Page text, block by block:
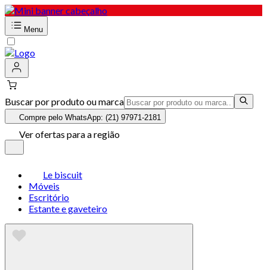
Menu
Buscar por produto ou marca
Compre pelo WhatsApp: (21) 97971-2181
Ver ofertas para a região
Le biscuit
Móveis
Escritório
Estante e gaveteiro